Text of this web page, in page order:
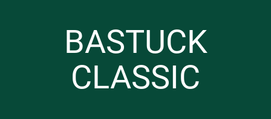
BASTUCK
CLASSIC